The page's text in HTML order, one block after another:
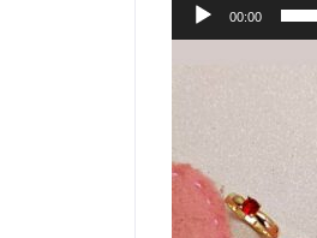
00:00